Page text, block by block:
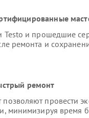
Testo и прошедшие
ремонта и
ремонт
провести
минимизируя время